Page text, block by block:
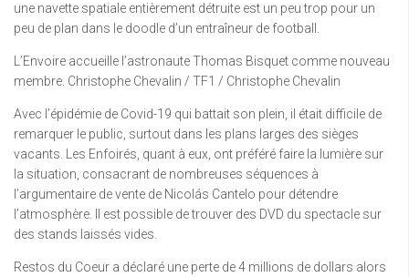
une navette spatiale entièrement détruite est un peu trop pour un
peu de plan dans le doodle d’un entraîneur de football.
L’Envoire accueille l’astronaute Thomas Bisquet comme nouveau
membre. Christophe Chevalin / TF1 / Christophe Chevalin
Avec l’épidémie de Covid-19 qui battait son plein, il était difficile de
remarquer le public, surtout dans les plans larges des sièges
vacants. Les Enfoirés, quant à eux, ont préféré faire la lumière sur
la situation, consacrant de nombreuses séquences à
l’argumentaire de vente de Nicolás Cantelo pour détendre
l’atmosphère. Il est possible de trouver des DVD du spectacle sur
des stands laissés vides.
Restos du Coeur a déclaré une perte de 4 millions de dollars alors